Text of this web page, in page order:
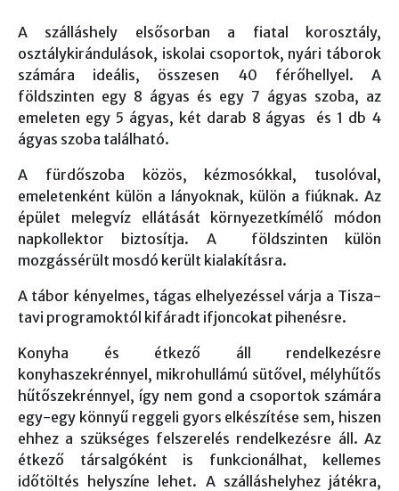
A szálláshely elsősorban a fiatal korosztály,
osztálykirándulások, iskolai csoportok, nyári táborok
számára ideális, összesen 40 férőhellyel. A
földszinten egy 8 ágyas és egy 7 ágyas szoba, az
emeleten egy 5 ágyas, két darab 8 ágyas és 1 db 4
ágyas szoba található.
A fürdőszoba közös, kézmosókkal, tusolóval,
emeletenként külön a lányoknak, külön a fiúknak. Az
épület melegvíz ellátását környezetkímélő módon
napkollektor biztosítja. A földszinten külön
mozgássérült mosdó került kialakításra.
A tábor kényelmes, tágas elhelyezéssel várja a Tisza-
tavi programoktól kifáradt ifjoncokat pihenésre.
Konyha és étkező áll rendelkezésre
konyhaszekrénnyel, mikrohullámú sütővel, mélyhűtős
hűtőszekrénnyel, így nem gond a csoportok számára
egy-egy könnyű reggeli gyors elkészítése sem, hiszen
ehhez a szükséges felszerelés rendelkezésre áll. Az
étkező társalgóként is funkcionálhat, kellemes
időtöltés helyszíne lehet. A szálláshelyhez játékra,